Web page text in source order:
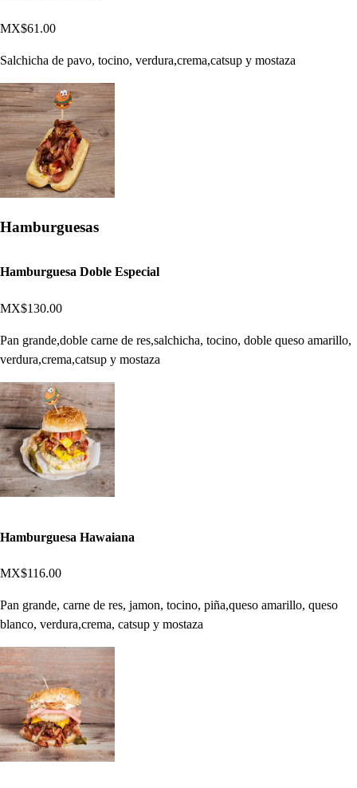
MX$61.00
Salchicha de pavo, tocino, verdura,crema,catsup y mostaza
Hamburguesas
Hamburguesa Doble Especial
MX$130.00
Pan grande,doble carne de res,salchicha, tocino, doble queso amarillo,
verdura,crema,catsup y mostaza
Hamburguesa Hawaiana
MX$116.00
Pan grande, carne de res, jamon, tocino, piña,queso amarillo, queso
blanco, verdura,crema, catsup y mostaza